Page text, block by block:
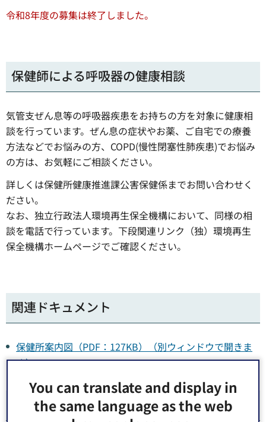
You can translate and display in
the same language as the web
令和8年度の募集は終了しました。
保健師による呼吸器の健康相談
気管支ぜん息等の呼吸器疾患をお持ちの方を対象に健康相
談を行っています。ぜん息の症状やお薬、ご自宅での療養
方法などでお悩みの方、COPD(慢性閉塞性肺疾患)でお悩み
の方は、お気軽にご相談ください。
詳しくは保健所健康推進課公害保健係までお問い合わせく
ださい。
なお、独立行政法人環境再生保全機構において、同様の相
談を電話で行っています。下段関連リンク（独）環境再生
保全機構ホームページでご確認ください。
関連ドキュメント
保健所案内図（PDF：127KB）（別ウィンドウで開きま
す）
関連ページ